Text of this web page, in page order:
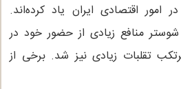
اقتصادی ایران یاد کرده‌اند.
منافع زیادی از حضور خود در
تقلبات زیادی نیز شد. برخی از